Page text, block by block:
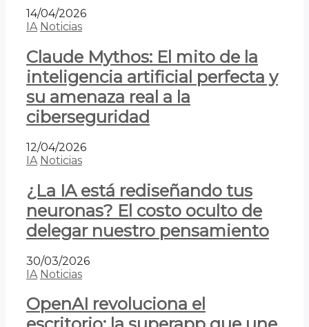
14/04/2026
IA Noticias
Claude Mythos: El mito de la
inteligencia artificial perfecta y
su amenaza real a la
ciberseguridad
12/04/2026
IA Noticias
¿La IA está rediseñando tus
neuronas? El costo oculto de
delegar nuestro pensamiento
30/03/2026
IA Noticias
OpenAI revoluciona el